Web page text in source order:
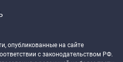
опубликованные на сайте
с законодательством РФ.